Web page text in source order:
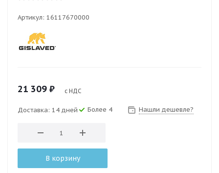
Артикул: 16117670000
21 309 ₽ с НДС
Доставка: 14 дней Более 4 Нашли дешевле?
В корзину